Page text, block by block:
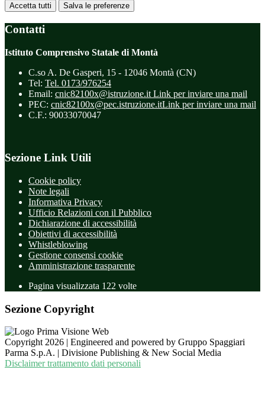
Accetta tutti Salva le preferenze
Contatti
Istituto Comprensivo Statale di Montà
C.so A. De Gasperi, 15 - 12046 Montà (CN)
Tel: Tel. 0173/976254
Email: cnic82100x@istruzione.it Link per inviare una mail
PEC: cnic82100x@pec.istruzione.itLink per inviare una mail
C.F.: 90033070047
Sezione Link Utili
Cookie policy
Note legali
Informativa Privacy
Ufficio Relazioni con il Pubblico
Dichiarazione di accessibilità
Obiettivi di accessibilità
Whistleblowing
Gestione consensi cookie
Amministrazione trasparente
Pagina visualizzata 122 volte
Sezione Copyright
Copyright 2026 | Engineered and powered by Gruppo Spaggiari
Parma S.p.A. | Divisione Publishing & New Social Media
Disclaimer trattamento dati personali